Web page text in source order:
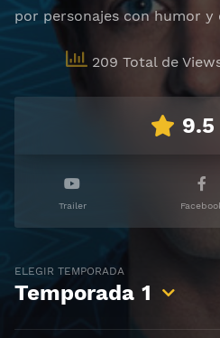
por personajes con humor y
209 Total de
9.5
Trailer
ELEGIR TEMPORADA
Temporada 1